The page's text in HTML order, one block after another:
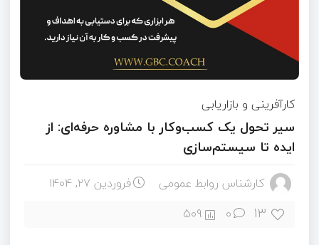
کارآفرینی و بازاریابی
سیر تحول یک کسب‌وکار با مشاوره حرفه‌ای: از
ایده تا سیستم‌سازی
کارشناس روابط عمومی فروردین ۲۷, ۱۴۰۴
13
0
509